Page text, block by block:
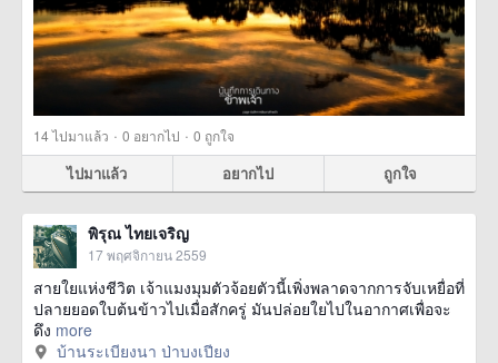
14ไปมาแล้ว · 0 อยากไป · 0 ถูกใจ
ไปมาแล้ว อยากไป ถูกใจ
พิรุณ ไทยเจริญ
17 พฤศจิกายน 2559
สายใยแห่งชีวิต เจ้าแมงมุมตัวจ้อยตัวนี้เพิ่งพลาดจากการจับเหยื่อที่
ปลายยอดใบต้นข้าวไปเมื่อสักครู่ มันปล่อยใยไปในอากาศเพื่อจะ
ดึง more
บ้านระเบียงนา ป่าบงเปียง